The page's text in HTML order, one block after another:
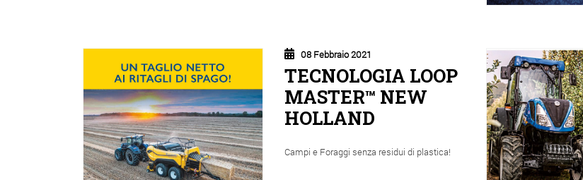
08 Febbraio 2021
TECNOLOGIA LOOP
MASTER™ NEW
HOLLAND
Campi e Foraggi senza residui di plastica!